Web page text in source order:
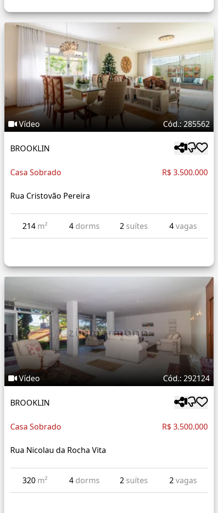
Vídeo Cód.: 285562
BROOKLIN
Casa Sobrado R$ 3.500.000
Rua Cristovão Pereira
214 m² 4 dorms 2 suítes 4vagas
Vídeo Cód.: 292124
BROOKLIN
Casa Sobrado R$ 3.500.000
Rua Nicolau da Rocha Vita
320 m² 4 dorms 2 suítes 2vagas